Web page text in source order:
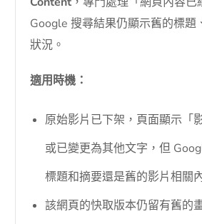
Google 搜尋結果仍顯示舊的標題
狀況。
適用時機：
原始影片已下架，頁面顯示「
或已變更為其他文字，但
標題和摘要還是舊的影片相關
該網頁的快取版本仍留有舊的